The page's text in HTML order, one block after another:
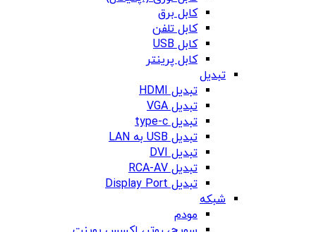
کابل برق
کابل تلفن
کابل USB
کابل پرینتر
تبدیل
تبدیل HDMI
تبدیل VGA
تبدیل type-c
تبدیل USB به LAN
تبدیل DVI
تبدیل RCA-AV
تبدیل Display Port
شبکه
مودم